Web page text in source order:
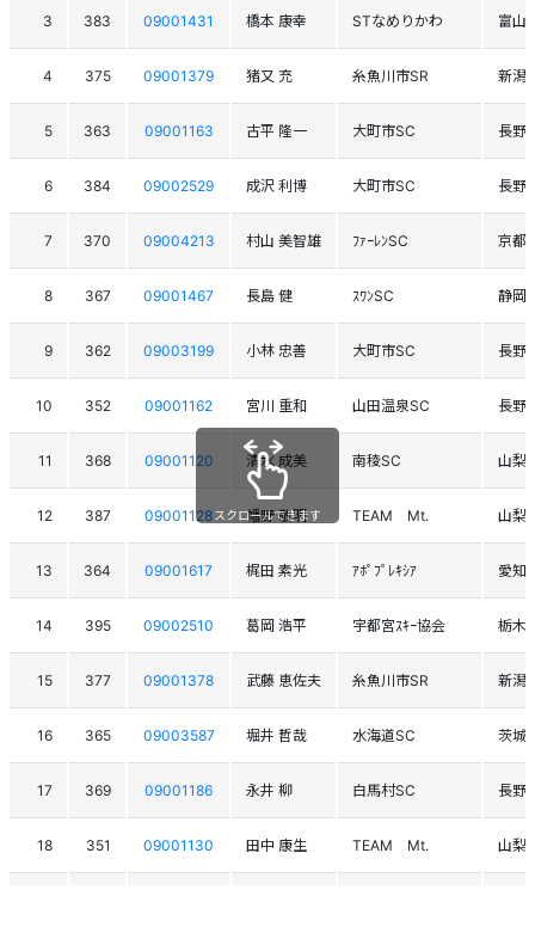
3 383 09001431 橋本 康幸 STなめりかわ 富山
4 375 09001379 猪又 充 糸魚川市SR 新潟
5 363 09001163 古平 隆一 大町市SC 長野
6 384 09002529 成沢 利博 大町市SC 長野
7 370 09004213 村山 美智雄 ﾌｧｰﾚﾝSC 京都
8 367 09001467 長島 健 ｽﾜﾝSC 静岡
9 362 09003199 小林 忠善 大町市SC 長野
10 352 09001162 宮川 重和 山田温泉SC 長野
11 368 09001120 清水 成美 南稜SC 山梨
12 387 09001128 幡野 敬明 TEAM Mt. 山梨
13 364 09001617 梶田 素光 ｱﾎﾟﾌﾟﾚｷｼｱ 愛知
14 395 09002510 葛岡 浩平 宇都宮ｽｷｰ協会 栃木
15 377 09001378 武藤 恵佐夫 糸魚川市SR 新潟
16 365 09003587 堀井 哲哉 水海道SC 茨城
17 369 09001186 永井 柳 白馬村SC 長野
18 351 09001130 田中 康生 TEAM Mt. 山梨
スクロールできます